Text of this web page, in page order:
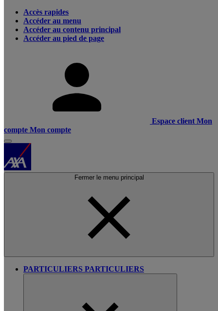
Accès rapides
Accéder au menu
Accéder au contenu principal
Accéder au pied de page
Espace client Mon
compte Mon compte
Fermer le menu principal
PARTICULIERS PARTICULIERS